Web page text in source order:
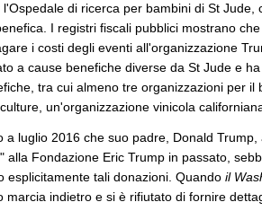
di ricerca per bambini di St
I registri fiscali pubblici mostrano
i costi degli eventi all'organizzazione
a cause benefiche diverse da St Jude e
tra cui almeno tre organizzazioni per
un'organizzazione vinicola
a luglio 2016 che suo padre, Donald
alla Fondazione Eric Trump in passato,
esplicitamente tali donazioni. Quando il
marcia indietro e si è rifiutato di fornire